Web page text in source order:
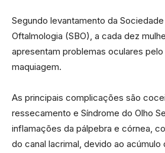
Segundo levantamento da
Oftalmologia (SBO), a cada dez
apresentam problemas oculares
maquiagem.
As principais complicações são
ressecamento e Síndrome do Olho
inflamações da pálpebra e córnea,
do canal lacrimal, devido ao acúmulo